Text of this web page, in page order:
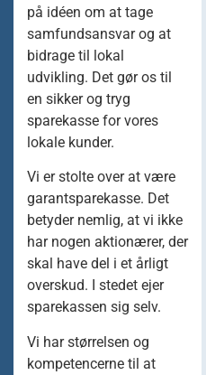
på idéen om at tage
samfundsansvar og at
bidrage til lokal
udvikling. Det gør os til
en sikker og tryg
sparekasse for vores
lokale kunder.
Vi er stolte over at være
garantsparekasse. Det
betyder nemlig, at vi ikke
har nogen aktionærer, der
skal have del i et årligt
overskud. I stedet ejer
sparekassen sig selv.
Vi har størrelsen og
kompetencerne til at